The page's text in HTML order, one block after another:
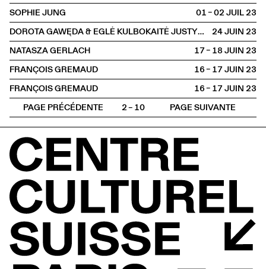
SOPHIE JUNG
01 – 02 JUIL2023
DOROTA GAWĘDA & EGLĖ KULBOKAITĖ JUSTYNA CHABEREK ET OSKAR PAWEŁKO
24 JUIN2023
NATASZA GERLACH
17 – 18 JUIN2023
FRANÇOIS GREMAUD
16 – 17 JUIN2023
FRANÇOIS GREMAUD
16 – 17 JUIN2023
PAGE PRÉCÉDENTE
2 – 10 PAGE SUIVANTE